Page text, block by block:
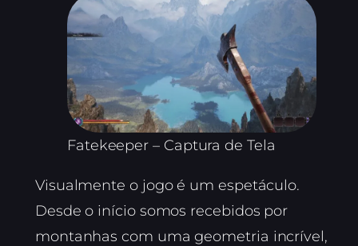
Fatekeeper – Captura de Tela
Visualmente o jogo é um espetáculo.
Desde o início somos recebidos por
montanhas com uma geometria incrível,